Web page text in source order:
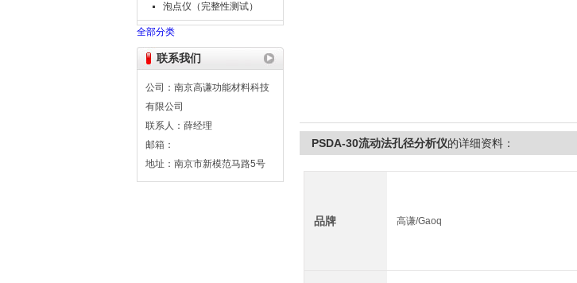
泡点仪（完整性测试）
全部分类
联系我们
公司：南京高谦功能材料科技
有限公司
联系人：薛经理
邮箱：
地址：南京市新模范马路5号
PSDA-30流动法孔径分析仪的详细资料：
品牌 高谦/Gaoq